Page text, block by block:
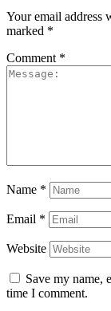
Your email address
marked *
Comment *
Name *
Email *
Website
Save my name,
time I comment.